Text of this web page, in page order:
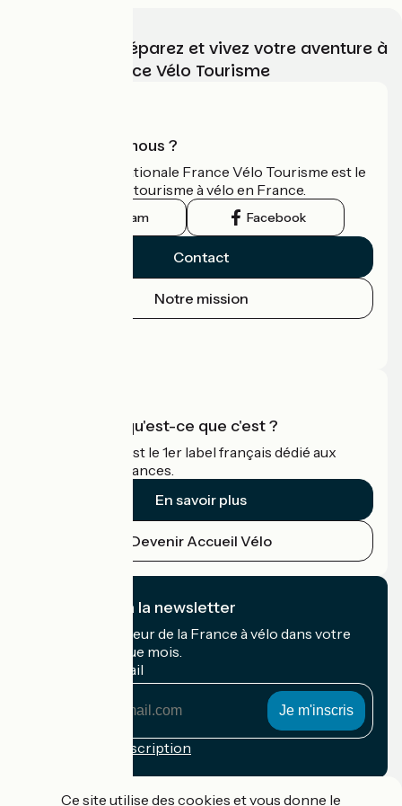
Choisissez, préparez et vivez votre aventure à
vélo avec France Vélo Tourisme
Qui sommes-nous ?
L'association nationale France Vélo Tourisme est le
guide officiel du tourisme à vélo en France.
Instagram Facebook
Contact
Notre mission
Accueil Vélo qu'est-ce que c'est ?
Accueil Vélo c'est le 1er label français dédié aux
cyclistes en vacances.
En savoir plus
Devenir Accueil Vélo
Je m'abonne à la newsletter
Recevez le meilleur de la France à vélo dans votre
boîte mail chaque mois.
Mon adresse mail
Conditions d'inscription
Ce site utilise des cookies et vous donne le